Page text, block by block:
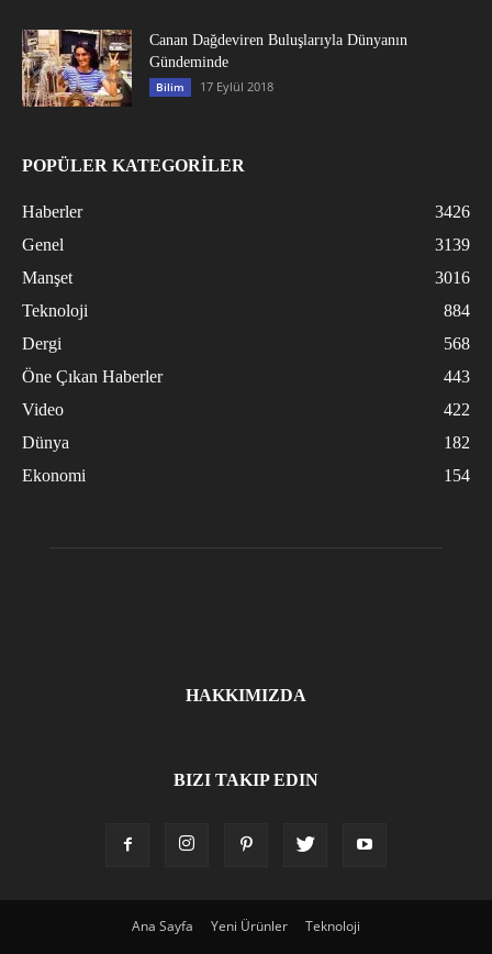
Canan Dağdeviren Buluşlarıyla Dünyanın
Gündeminde
Bilim 17 Eylül 2018
POPÜLER KATEGORİLER
Haberler
3426
Genel
3139
Manşet
3016
Teknoloji
884
Dergi
568
Öne Çıkan Haberler
443
Video
422
Dünya
182
Ekonomi
154
HAKKIMIZDA
BIZI TAKIP EDIN
Ana Sayfa Yeni Ürünler Teknoloji